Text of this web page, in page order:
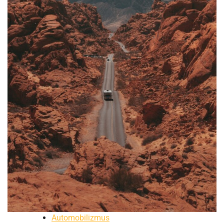
Automobilizmus